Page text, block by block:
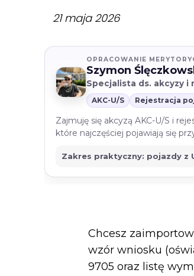
21 maja 2026
Chcesz
wzór wniosku
9705 oraz listę
OPRACOWANIE
Szymon
Specjalista ds. akcyzy
AKC-U/S Rejestracja
Zajmuję się akcyzą AKC-U/S i
które najczęściej pojawiają się
Zakres praktyczny: pojazdy z